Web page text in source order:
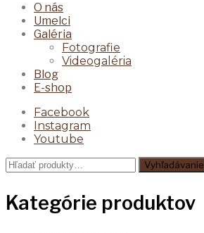
O nás
Umelci
Galéria
Fotografie
Videogaléria
Blog
E-shop
Facebook
Instagram
Youtube
Hľadať:
Vyhľadávanie
Kategórie produktov